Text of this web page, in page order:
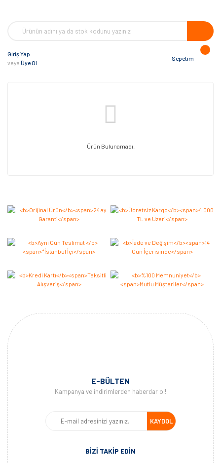
Giriş Yap
veya Üye Ol
Sepetim
Ürün Bulunamadı.
E-BÜLTEN
Kampanya ve indirimlerden haberdar ol!
KAYDOL
BİZİ TAKİP EDİN